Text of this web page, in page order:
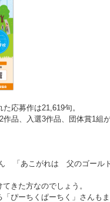
応募作は21,619句。
品、入選3作品、団体賞1組
「あこがれは 父のゴール
きた方なのでしょう。
ぴーちくぱーちく」さんも